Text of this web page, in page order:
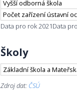
Vyšší odborná škola
Počet zařízení ústavní
Data pro rok 2021Data
Školy
Základní škola a
Zdroj dat: ČSÚ